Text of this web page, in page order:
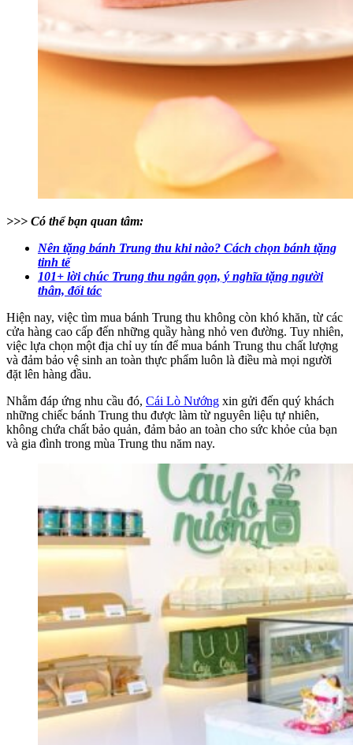
>>> Có thể bạn quan tâm:
Nên tặng bánh Trung thu khi nào? Cách chọn bánh tặng
tinh tế
101+ lời chúc Trung thu ngắn gọn, ý nghĩa tặng người
thân, đối tác
Hiện nay, việc tìm mua bánh Trung thu không còn khó khăn, từ các
cửa hàng cao cấp đến những quầy hàng nhỏ ven đường. Tuy nhiên,
việc lựa chọn một địa chỉ uy tín để mua bánh Trung thu chất lượng
và đảm bảo vệ sinh an toàn thực phẩm luôn là điều mà mọi người
đặt lên hàng đầu.
Nhằm đáp ứng nhu cầu đó, Cái Lò Nướng xin gửi đến quý khách
những chiếc bánh Trung thu được làm từ nguyên liệu tự nhiên,
không chứa chất bảo quản, đảm bảo an toàn cho sức khỏe của bạn
và gia đình trong mùa Trung thu năm nay.